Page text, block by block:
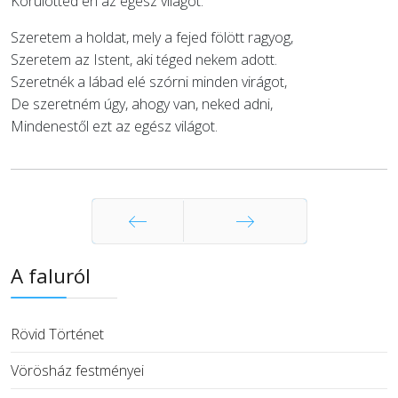
Szeretem a holdat, mely a fejed fölött ragyog,
Szeretem az Istent, aki téged nekem adott.
Szeretnék a lábad elé szórni minden virágot,
De szeretném úgy, ahogy van, neked adni,
Mindenestől ezt az egész világot.
A faluról
Rövid Történet
Vörösház festményei